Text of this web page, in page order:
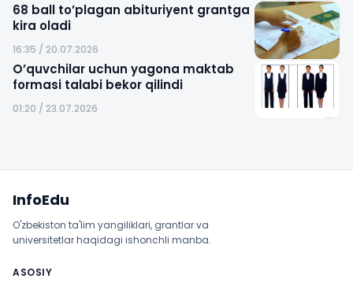
68 ball to’plagan abituriyent grantga
kira oladi
16:35 / 20.07.2026
O’quvchilar uchun yagona maktab
formasi talabi bekor qilindi
01:20 / 23.07.2026
InfoEdu
O'zbekiston ta'lim yangiliklari, grantlar va
universitetlar haqidagi ishonchli manba.
ASOSIY